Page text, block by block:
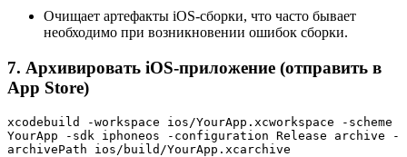
Очищает артефакты iOS-сборки, что часто бывает
необходимо при возникновении ошибок сборки.
7. Архивировать iOS-приложение (отправить в
App Store)
xcodebuild -workspace ios/YourApp.xcworkspace -scheme
YourApp -sdk iphoneos -configuration Release archive -
archivePath ios/build/YourApp.xcarchive